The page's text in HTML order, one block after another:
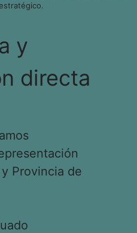
y
directa
Provincia de